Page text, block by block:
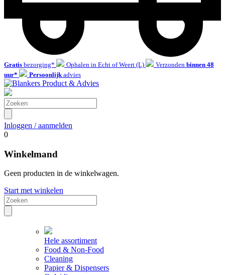
Gratis bezorging* Ophalen in Echt of Weert (L) Verzonden binnen 48
uur*
Persoonlijk advies
Inloggen / aanmelden
0
Winkelmand
Geen producten in de winkelwagen.
Start met winkelen
Hele assortiment
Food & Non-Food
Cleaning
Papier & Dispensers